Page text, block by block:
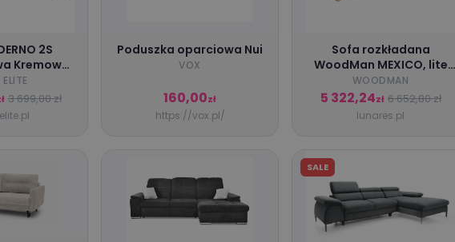
2S
Kremowa
ELITE
3 699,00 zł
Poduszka oparciowa Nui
VOX
160,00zł
https://vox.pl/
Sofa rozkładana
WoodMan MEXICO, lite
drewno bukowe,
brązowa, SKU 100620
WOODMAN
5 322,24zł 6 652,80 zł
lunares.pl
SALE